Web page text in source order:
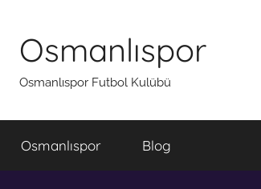
Osmanlıspor
Osmanlıspor Futbol Kulübü
Osmanlıspor Blog